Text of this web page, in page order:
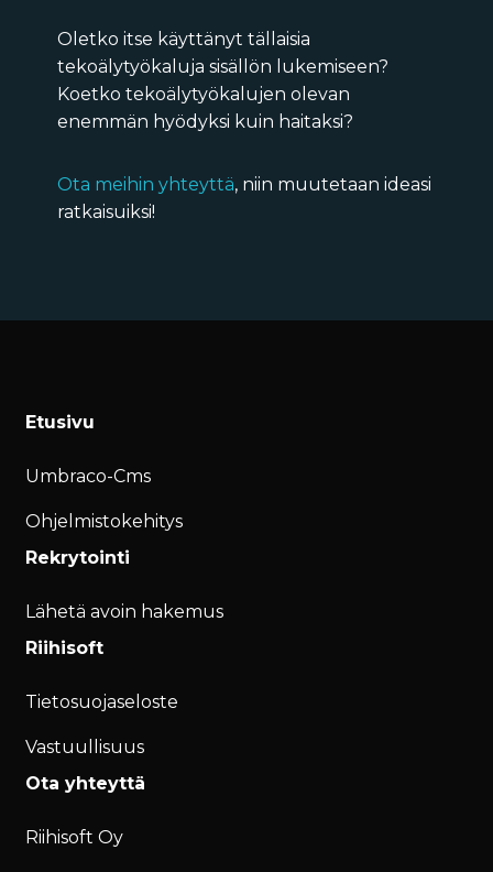
Oletko itse käyttänyt tällaisia
tekoälytyökaluja sisällön lukemiseen?
Koetko tekoälytyökalujen olevan
enemmän hyödyksi kuin haitaksi?
Ota meihin yhteyttä, niin muutetaan ideasi
ratkaisuiksi!
Etusivu
Umbraco-Cms
Ohjelmistokehitys
Rekrytointi
Lähetä avoin hakemus
Riihisoft
Tietosuojaseloste
Vastuullisuus
Ota yhteyttä
Riihisoft Oy